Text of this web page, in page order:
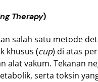
Therapy)
salah satu metode
khusus (cup) di atas
alat vakum. Tekanan
serta toksin